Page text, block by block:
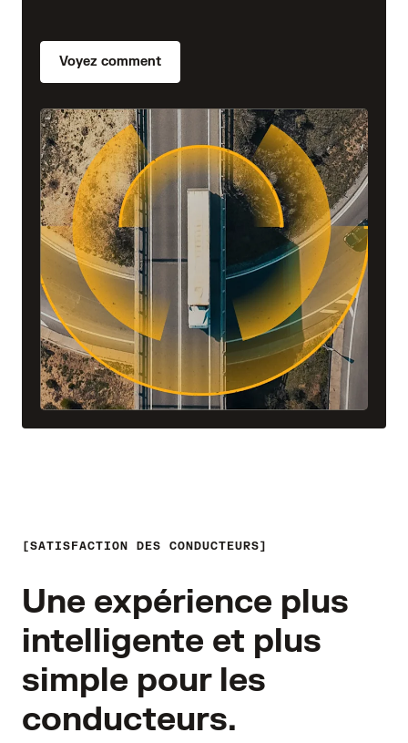
Voyez comment
SATISFACTION DES CONDUCTEURS
Une expérience plus
intelligente et plus
simple pour les
conducteurs.